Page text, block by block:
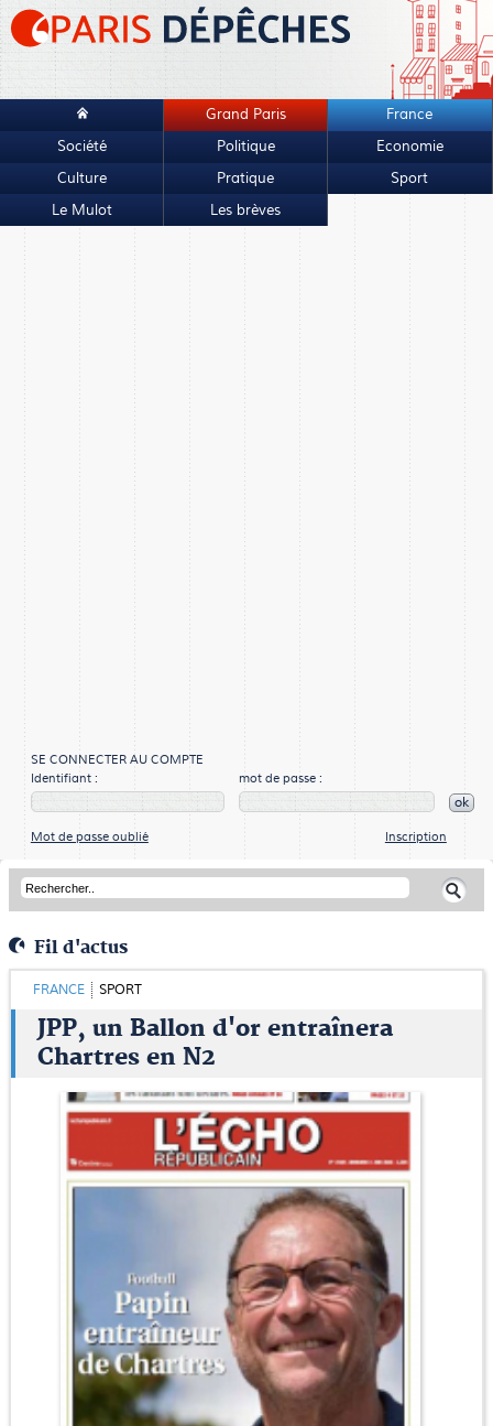
Grand Paris
France
Société
Politique
Economie
Culture
Pratique
Sport
Le Mulot
Les brèves
SE CONNECTER AU COMPTE
Identifiant :
mot de passe :
ok
Mot de passe oublié Inscription
Fil d'actus
FRANCE SPORT
JPP, un Ballon d'or entraînera
Chartres en N2